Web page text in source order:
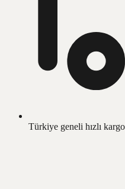
Türkiye geneli hızlı kargo